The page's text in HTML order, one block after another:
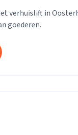
verhuislift in
goederen.